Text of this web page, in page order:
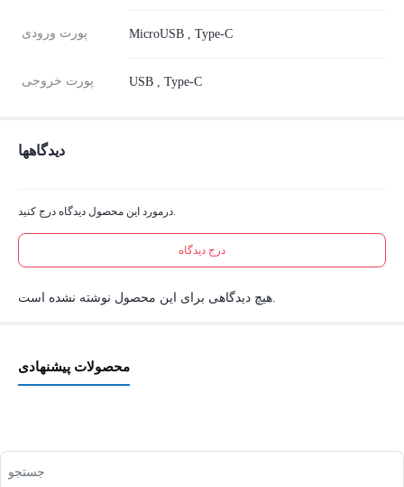
پورت ورودی MicroUSB , Type-C
پورت خروجی USB , Type-C
دیدگاهها
درمورد این محصول دیدگاه درج کنید.
درج دیدگاه
هیچ دیدگاهی برای این محصول نوشته نشده است.
محصولات پیشنهادی